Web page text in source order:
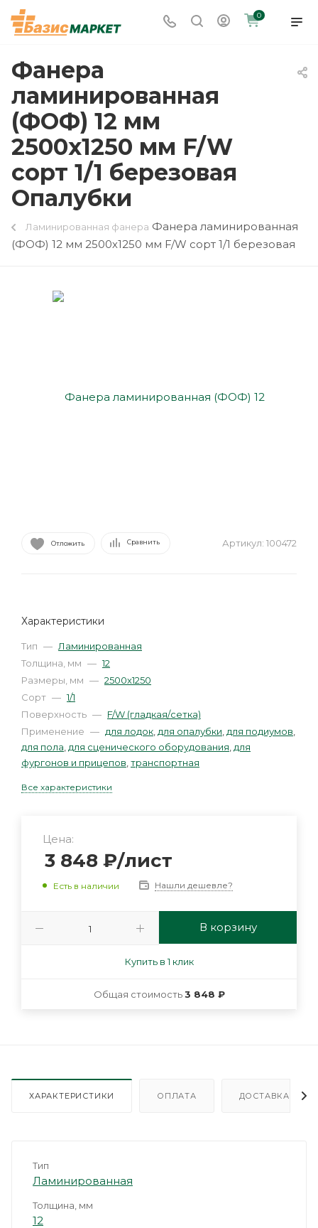
0
Фанера
ламинированная
(ФОФ) 12 мм
2500х1250 мм F/W
сорт 1/1 березовая
Опалубки
Ламинированная фанера Фанера ламинированная
(ФОФ) 12 мм 2500х1250 мм F/W сорт 1/1 березовая
Отложить Сравнить Артикул: 100472
Характеристики
Тип — Ламинированная
Толщина, мм — 12
Размеры, мм — 2500х1250
Сорт — 1/1
Поверхность — F/W (гладкая/сетка)
Применение — для лодок для опалубки для подиумов
для пола для сценического оборудования для
фургонов и прицепов транспортная
Все характеристики
Цена:
3 848 ₽/лист
Есть в наличии Нашли дешевле?
В корзину
Купить в 1 клик
Общая стоимость3 848 ₽
ХАРАКТЕРИСТИКИ ОПЛАТА ДОСТАВКА
Тип
Ламинированная
Толщина, мм
12